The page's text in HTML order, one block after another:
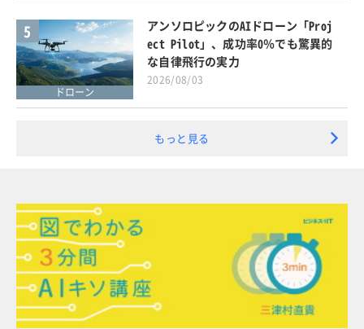
5
ドローン
アンソロピックのAIドローン「Proj
ect Pilot」、成功率0％でも驚異的
な自律飛行の実力
2026/08/03
もっと見る